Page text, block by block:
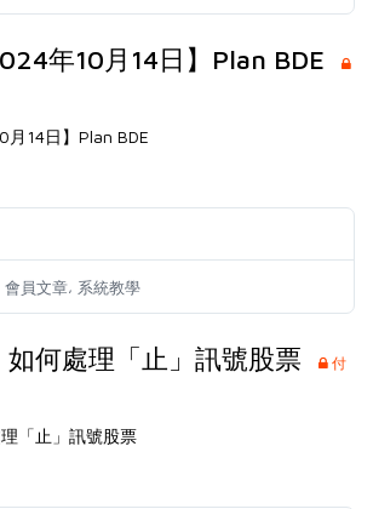
年10月14日】Plan BDE
月14日】Plan BDE
會員文章, 系統教學
如何處理「止」訊號股票
付
「止」訊號股票